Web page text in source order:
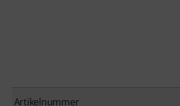
Artikelnummer